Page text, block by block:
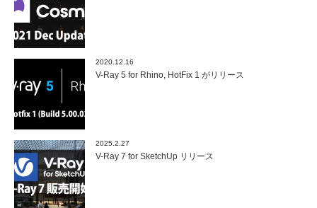
2020.12.16
V-Ray 5 for Rhino, HotFix 1 がリリース
2025.2.27
V-Ray 7 for SketchUp リリース